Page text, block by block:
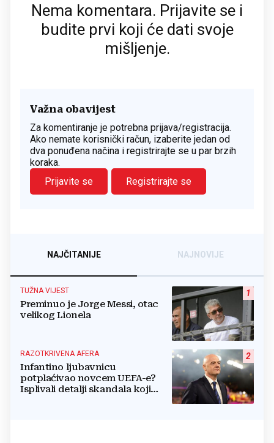
Nema komentara. Prijavite se i
budite prvi koji će dati svoje
mišljenje.
Važna obavijest
Za komentiranje je potrebna prijava/registracija.
Ako nemate korisnički račun, izaberite jedan od
dva ponuđena načina i registrirajte se u par brzih
koraka.
Prijavite se
Registrirajte se
NAJČITANIJE NAJNOVIJE
1
TUŽNA VIJEST
Preminuo je Jorge Messi, otac
velikog Lionela
2
RAZOTKRIVENA AFERA
Infantino ljubavnicu
potplaćivao novcem UEFA-e?
Isplivali detalji skandala koji